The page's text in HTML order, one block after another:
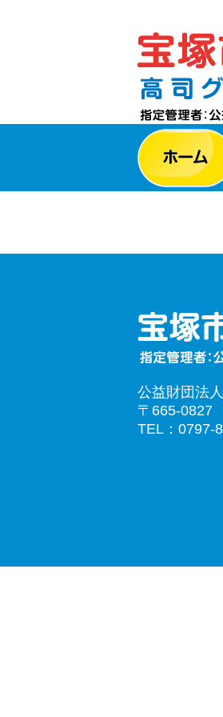
公益財団法
〒665-0827
TEL：0797-